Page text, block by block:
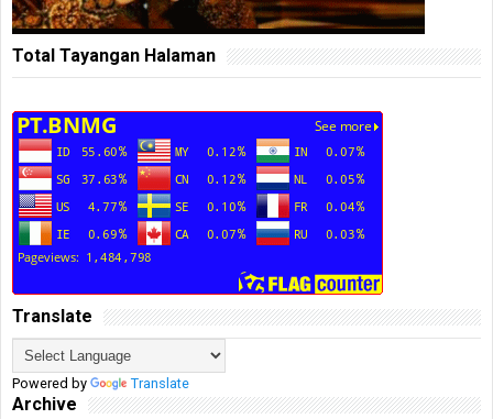
Total Tayangan Halaman
Translate
Powered by Translate
Archive